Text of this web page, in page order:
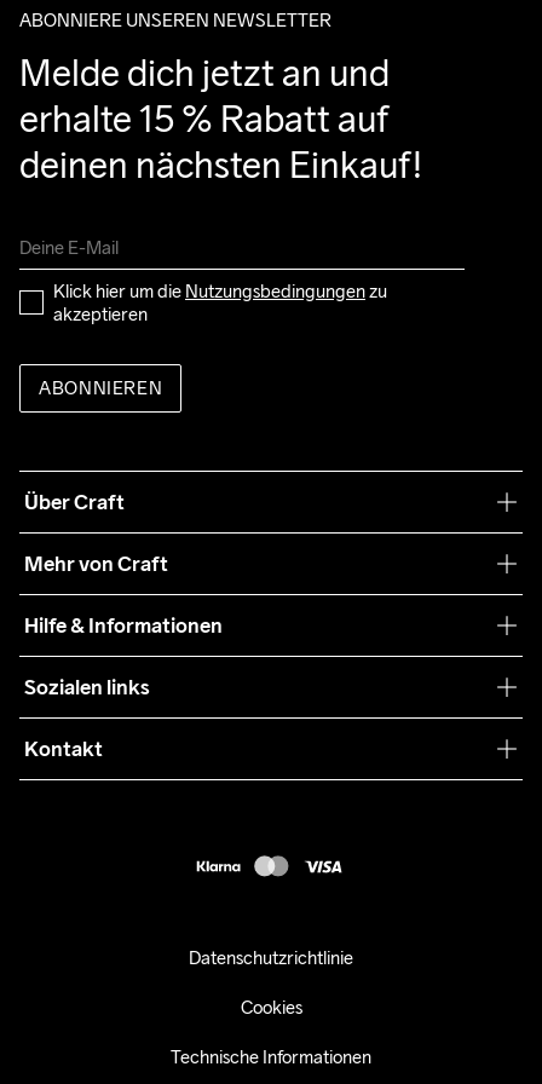
ABONNIERE UNSEREN NEWSLETTER
Melde dich jetzt an und
erhalte 15 % Rabatt auf
deinen nächsten Einkauf!
Klick hier um die Nutzungsbedingungen zu
akzeptieren
ABONNIEREN
Über Craft
Nachhaltigkeit
Mehr von Craft
Teamwear
Zusammenarbeit
Press
Hilfe & Informationen
Retouren
Kundendienst
Sozialen links
Kontakt
Datenschutzrichtlinie
Cookies
Technische Informationen